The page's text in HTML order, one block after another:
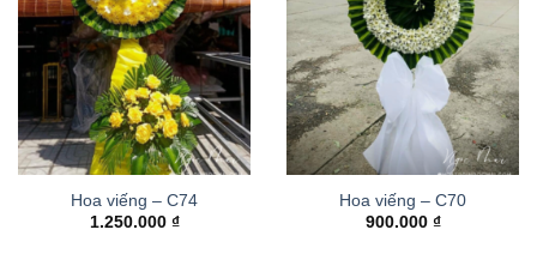
Hoa viếng – C74
1.250.000 ₫
Hoa viếng – C70
900.000 ₫